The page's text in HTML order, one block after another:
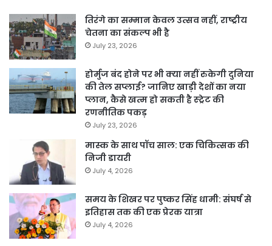
तिरंगे का सम्मान केवल उत्सव नहीं, राष्ट्रीय
चेतना का संकल्प भी है
July 23, 2026
होर्मुज बंद होने पर भी क्या नहीं रुकेगी दुनिया
की तेल सप्लाई? जानिए खाड़ी देशों का नया
प्लान, कैसे खत्म हो सकती है स्ट्रेट की
रणनीतिक पकड़
July 23, 2026
मास्क के साथ पॉच साल: एक चिकित्सक की
निजी डायरी
July 4, 2026
समय के शिखर पर पुष्कर सिंह धामी: संघर्ष से
इतिहास तक की एक प्रेरक यात्रा
July 4, 2026